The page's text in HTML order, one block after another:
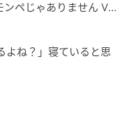
ペじゃありません Vo
ね？」寝ていると思